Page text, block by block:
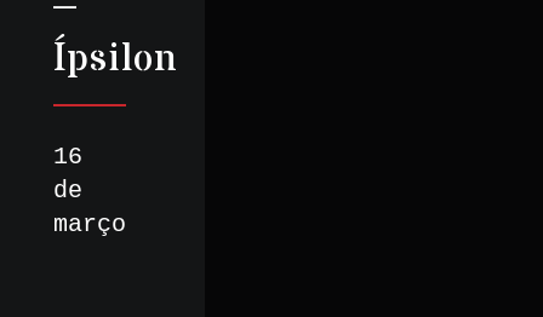
Ípsilon
16
de
março